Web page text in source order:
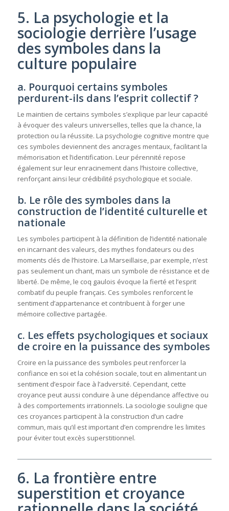
5. La psychologie et la
sociologie derrière l’usage
des symboles dans la
culture populaire
a. Pourquoi certains symboles
perdurent-ils dans l’esprit collectif ?
Le maintien de certains symboles s’explique par leur capacité
à évoquer des valeurs universelles, telles que la chance, la
protection ou la réussite. La psychologie cognitive montre que
ces symboles deviennent des ancrages mentaux, facilitant la
mémorisation et l’identification. Leur pérennité repose
également sur leur enracinement dans l’histoire collective,
renforçant ainsi leur crédibilité psychologique et sociale.
b. Le rôle des symboles dans la
construction de l’identité culturelle et
nationale
Les symboles participent à la définition de l’identité nationale
en incarnant des valeurs, des mythes fondateurs ou des
moments clés de l’histoire. La Marseillaise, par exemple, n’est
pas seulement un chant, mais un symbole de résistance et de
liberté. De même, le coq gaulois évoque la fierté et l’esprit
combatif du peuple français. Ces symboles renforcent le
sentiment d’appartenance et contribuent à forger une
mémoire collective partagée.
c. Les effets psychologiques et sociaux
de croire en la puissance des symboles
Croire en la puissance des symboles peut renforcer la
confiance en soi et la cohésion sociale, tout en alimentant un
sentiment d’espoir face à l’adversité. Cependant, cette
croyance peut aussi conduire à une dépendance affective ou
à des comportements irrationnels. La sociologie souligne que
ces croyances participent à la construction d’un cadre
commun, mais qu’il est important d’en comprendre les limites
pour éviter tout excès superstitionnel.
6. La frontière entre
superstition et croyance